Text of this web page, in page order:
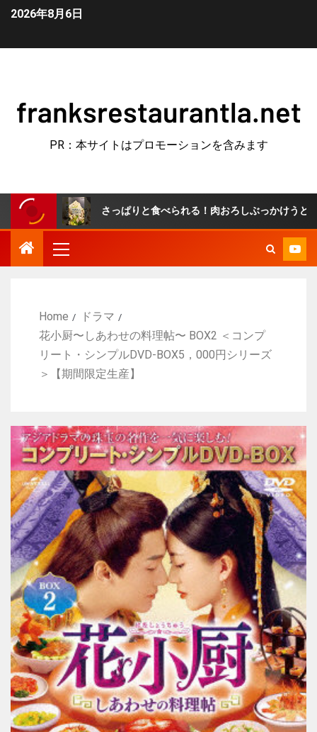
2026年8月6日
franksrestaurantla.net
PR：本サイトはプロモーションを含みます
さっぱりと食べられる！肉おろしぶっかけうどん！ #簡単レ
Home
ドラマ
花小厨〜しあわせの料理帖〜 BOX2 ＜コンプ
リート・シンプルDVD-BOX5，000円シリーズ
＞【期間限定生産】